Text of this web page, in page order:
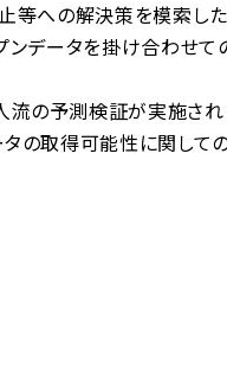
への解決策を模索した
データを掛け合わせ
流の予測検証が実施され
の取得可能性に関して